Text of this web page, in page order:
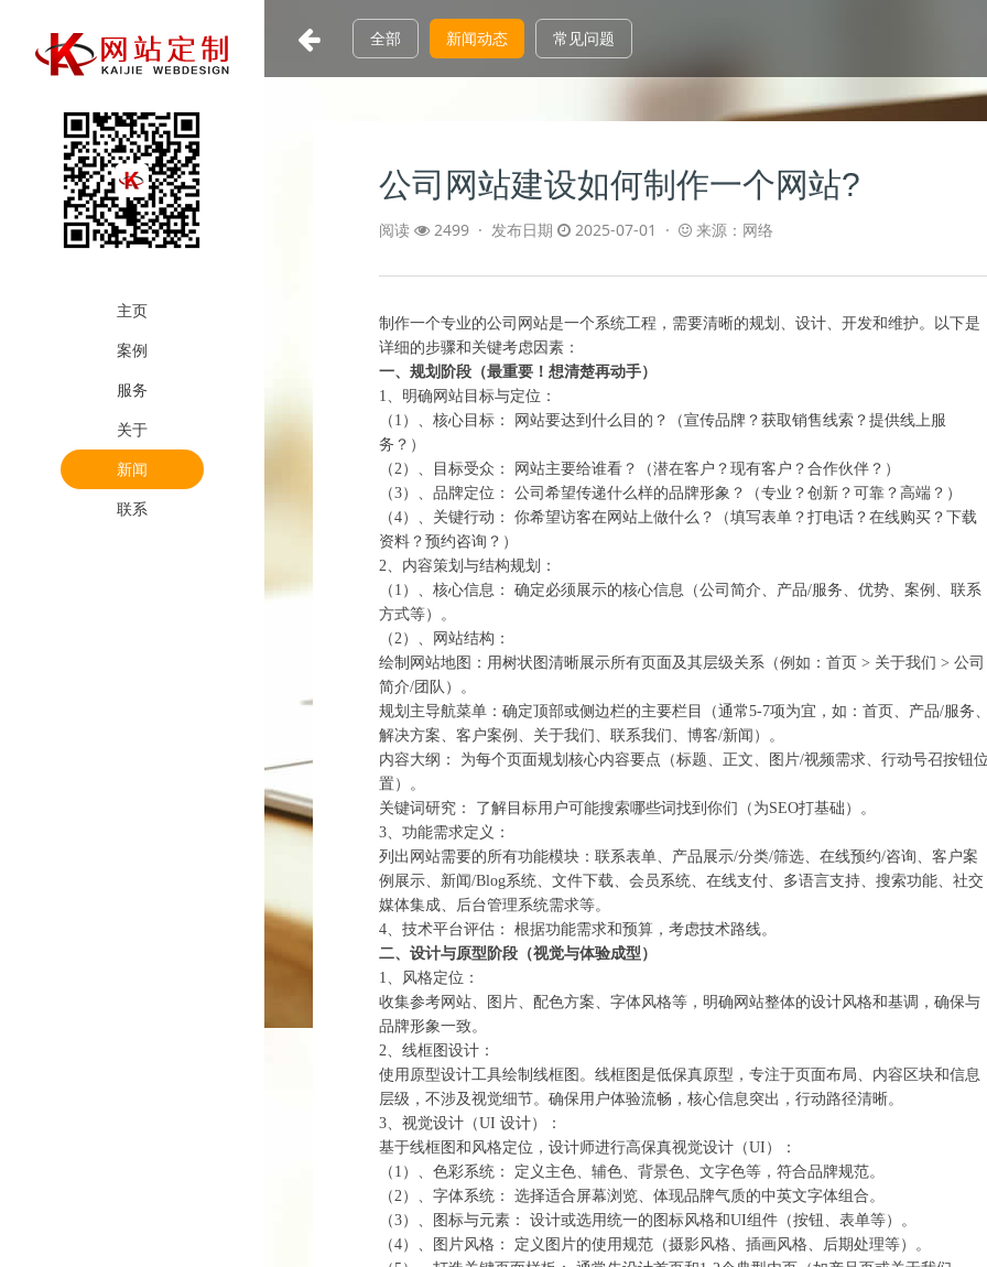
主页
案例
服务
关于
新闻
联系
全部 新闻动态 常见问题
公司网站建设如何制作一个网站?
阅读 2499 · 发布日期 2025-07-01 · 来源：网络
制作一个专业的公司网站是一个系统工程，需要清晰的规划、设计、开发和维护。以下是
详细的步骤和关键考虑因素：
一、规划阶段（最重要！想清楚再动手）
1、‌明确网站目标与定位：‌
（1）、‌核心目标：‌ 网站要达到什么目的？（宣传品牌？获取销售线索？提供线上服
务？）
（2）、‌目标受众：‌ 网站主要给谁看？（潜在客户？现有客户？合作伙伴？）
（3）、‌品牌定位：‌ 公司希望传递什么样的品牌形象？（专业？创新？可靠？高端？）
（4）、‌关键行动：‌ 你希望访客在网站上做什么？（填写表单？打电话？在线购买？下载
资料？预约咨询？）
2、‌内容策划与结构规划：‌
（1）、‌核心信息：‌ 确定必须展示的核心信息（公司简介、产品/服务、优势、案例、联系
方式等）。
（2）、‌网站结构：‌
绘制‌网站地图‌：用树状图清晰展示所有页面及其层级关系（例如：首页 > 关于我们 > 公司
简介/团队）。
规划‌主导航菜单‌：确定顶部或侧边栏的主要栏目（通常5-7项为宜，如：首页、产品/服务
解决方案、客户案例、关于我们、联系我们、博客/新闻）。
内容大纲：‌ 为每个页面规划核心内容要点（标题、正文、图片/视频需求、行动号召按钮
置）。
‌关键词研究：‌ 了解目标用户可能搜索哪些词找到你们（为SEO打基础）。
3、‌功能需求定义：‌
列出网站需要的所有‌功能模块‌：联系表单、产品展示/分类/筛选、在线预约/咨询、客户案
例展示、新闻/Blog系统、文件下载、会员系统、在线支付、多语言支持、搜索功能、社交
媒体集成、后台管理系统需求等。
4、‌技术平台评估：‌ 根据功能需求和预算，考虑技术路线。
二、设计与原型阶段（视觉与体验成型）
1、‌风格定位：‌
收集参考网站、图片、配色方案、字体风格等，明确网站整体的设计风格和基调，确保与
品牌形象一致。
2、‌线框图设计：‌
使用原型设计工具绘制‌线框图‌。线框图是低保真原型，专注于页面布局、内容区块和信息
层级，不涉及视觉细节。确保用户体验流畅，核心信息突出，行动路径清晰。
3、‌视觉设计（UI 设计）：‌
基于线框图和风格定位，设计师进行高保真‌视觉设计（UI）‌：
（1）、‌色彩系统：‌ 定义主色、辅色、背景色、文字色等，符合品牌规范。
（2）、‌字体系统：‌ 选择适合屏幕浏览、体现品牌气质的中英文字体组合。
（3）、‌图标与元素：‌ 设计或选用统一的图标风格和UI组件（按钮、表单等）。
（4）、‌图片风格：‌ 定义图片的使用规范（摄影风格、插画风格、后期处理等）。